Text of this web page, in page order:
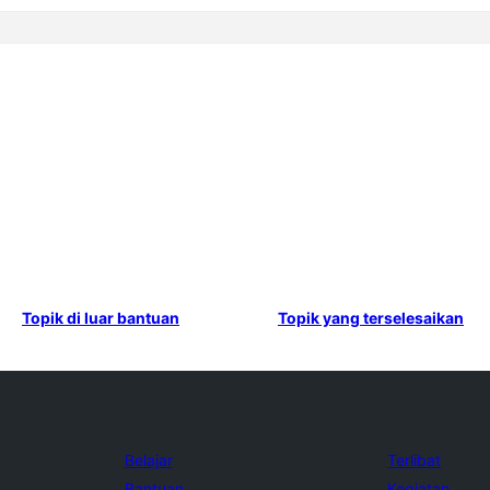
Topik di luar bantuan Topik yang terselesaikan
Belajar
Terlibat